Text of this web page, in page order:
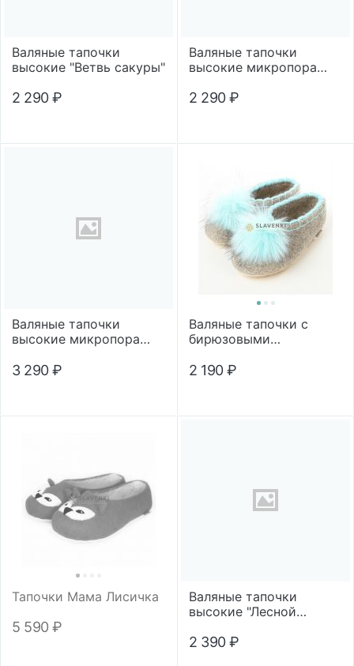
Валяные тапочки
высокие "Ветвь сакуры"
2 290 ₽
Валяные тапочки
высокие микропора
2 290 ₽
Валяные тапочки
высокие микропора
3 290 ₽
Валяные тапочки с
бирюзовыми
2 190 ₽
Тапочки Мама Лисичка
5 590 ₽
Валяные тапочки
высокие "Лесной
2 390 ₽